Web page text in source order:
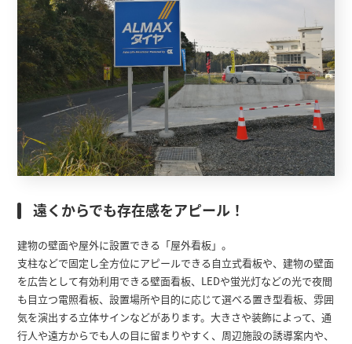
遠くからでも存在感をアピール！
建物の壁面や屋外に設置できる「屋外看板」。
支柱などで固定し全方位にアピールできる自立式看板や、建物の壁面
を広告として有効利用できる壁面看板、LEDや蛍光灯などの光で夜間
も目立つ電照看板、設置場所や目的に応じて選べる置き型看板、雰囲
気を演出する立体サインなどがあります。大きさや装飾によって、通
行人や遠方からでも人の目に留まりやすく、周辺施設の誘導案内や、